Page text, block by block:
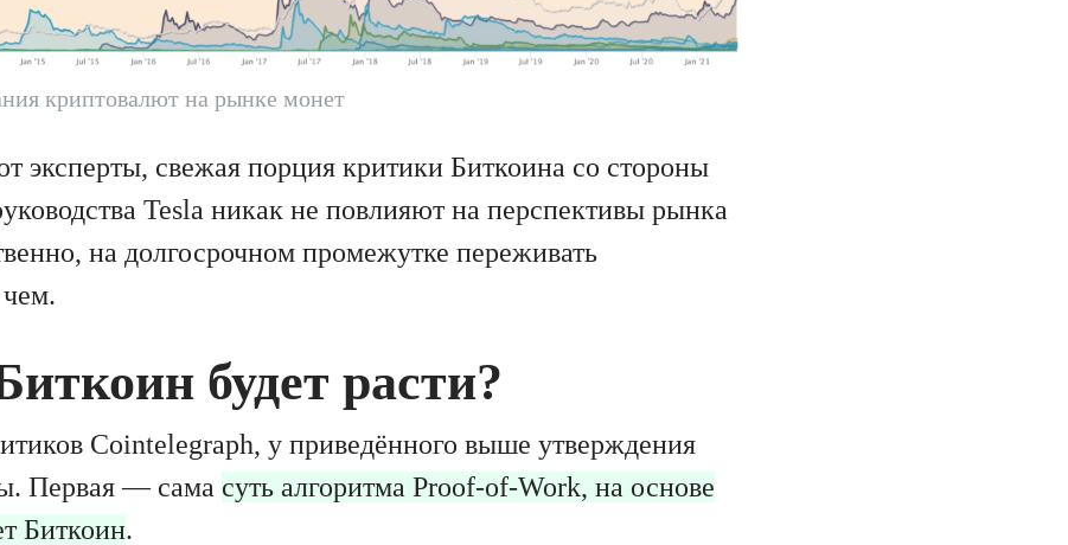
криптовалют на рынке монет
эксперты, свежая порция критики Биткоина со стороны
Tesla никак не повлияют на перспективы рынка
на долгосрочном промежутке переживать
будет расти?
Cointelegraph, у приведённого выше утверждения
Первая — сама суть алгоритма Proof-of-Work, на основе
Биткоин.